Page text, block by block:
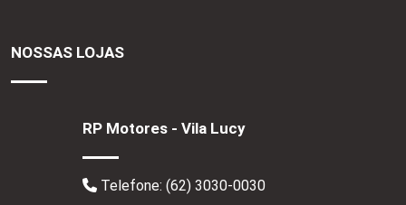
NOSSAS LOJAS
RP Motores - Vila Lucy
Telefone: (62) 3030-0030